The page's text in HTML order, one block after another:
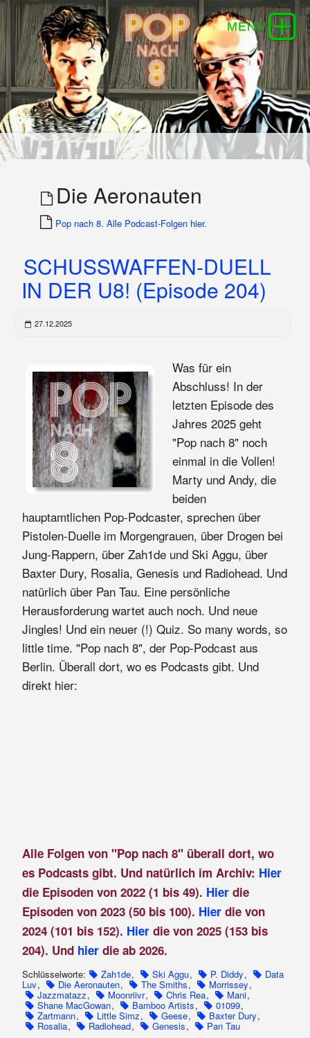
Die Aeronauten
Pop nach 8. Alle Podcast-Folgen hier.
SCHUSSWAFFEN-DUELL
IN DER U8! (Episode 204)
27.12.2025
Was für ein
Abschluss! In der
letzten Episode des
Jahres 2025 geht
"Pop nach 8" noch
einmal in die Vollen!
Marty und Andy, die
beiden
hauptamtlichen Pop-Podcaster, sprechen über
Pistolen-Duelle im Morgengrauen, über Drogen bei
Jung-Rappern, über Zah1de und Ski Aggu, über
Baxter Dury, Rosalia, Genesis und Radiohead. Und
natürlich über Pan Tau. Eine persönliche
Herausforderung wartet auch noch. Und neue
Jingles! Und ein neuer (!) Quiz. So many words, so
little time. "Pop nach 8", der Pop-Podcast aus
Berlin. Überall dort, wo es Podcasts gibt. Und
direkt hier:
Alle Folgen von "Pop nach 8" überall dort, wo
es Podcasts gibt. Und natürlich im Archiv: Hier
die Episoden von 2022 (1 bis 49). Hierdie
Episoden von 2023 (50 bis 100). Hier die von
2024 (101 bis 152). Hier die von 2025 (153 bis
204). Und hier die ab 2026.
Schlüsselworte: Zah1de, Ski Aggu, P. Diddy, Data
Luv, Die Aeronauten, The Smiths, Morrissey,
Jazzmatazz, Moonriivr, Chris Rea, Mani,
Shane MacGowan, Bamboo Artists, 01099,
Zartmann, Little Simz, Geese, Baxter Dury,
Rosalia, Radiohead, Genesis, Pan Tau